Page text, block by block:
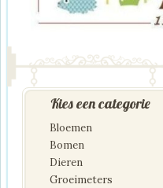
Kies een categorie
Bloemen
Bomen
Dieren
Groeimeters